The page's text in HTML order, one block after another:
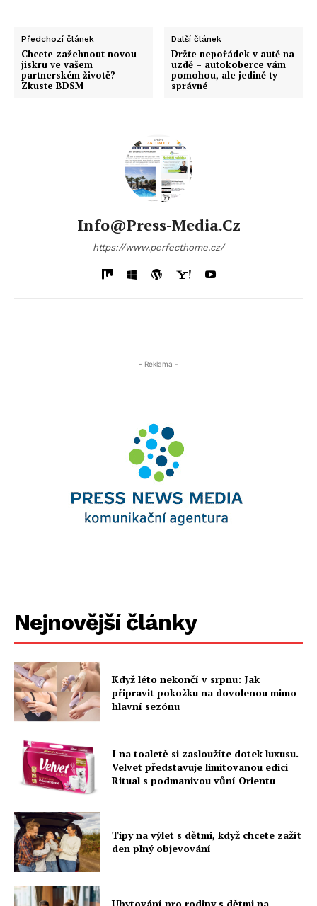
Předchozí článek
Chcete zažehnout novou
jiskru ve vašem
partnerském životě?
Zkuste BDSM
Další článek
Držte nepořádek v autě na
uzdě – autokoberce vám
pomohou, ale jedině ty
správné
Info@press-Media.cz
https://www.perfecthome.cz/
- Reklama -
Nejnovější články
Když léto nekončí v srpnu: Jak
připravit pokožku na dovolenou mimo
hlavní sezónu
I na toaletě si zasloužíte dotek luxusu.
Velvet představuje limitovanou edici
Ritual s podmanivou vůní Orientu
Tipy na výlet s dětmi, když chcete zažít
den plný objevování
Ubytování pro rodiny s dětmi na